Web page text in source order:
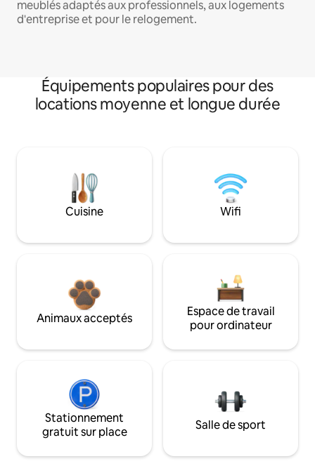
meublés adaptés aux professionnels, aux logements
d'entreprise et pour le relogement.
Équipements populaires pour des
locations moyenne et longue durée
Cuisine Wifi
Animaux acceptés
Espace de travail
pour ordinateur
Stationnement
gratuit sur place
Salle de sport